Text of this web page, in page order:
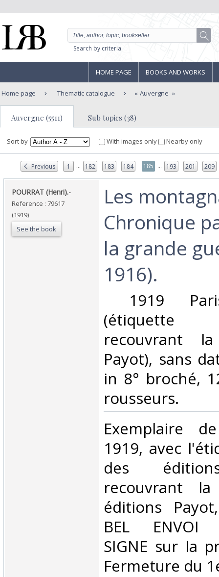
Search by criteria
HOME PAGE BOOKS AND WORKS
Home page Thematic catalogue Auvergne
Auvergne (5511) Sub topics (38)
Sort by With images only Nearby only
Previous 1 ... 182 183 184 185 ... 193 201 209
‎POURRAT (Henri).-‎
Reference : 79617
(1919)
See the book
‎Les
Chronique
la grande
1916).‎
1919
(étiquette
recouvrant
Payot), sans
in 8° broché,
rousseurs. ‎
‎Exemplaire
1919, avec
des
recouvrant
éditions
BEL ENVOI
SIGNE sur la
Fermeture du